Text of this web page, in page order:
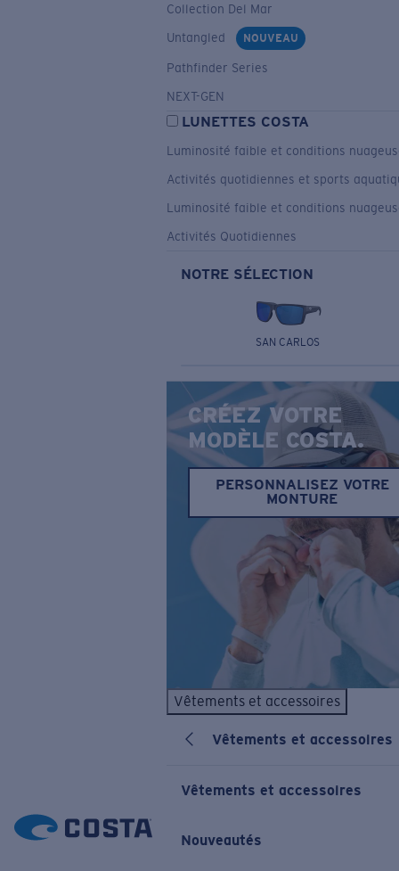
Collection Del Mar
Untangled
NOUVEAU
Pathfinder Series
NEXT-GEN
LUNETTES COSTA
Luminosité faible et conditions
Activités quotidiennes et sports
Luminosité faible et conditions
Activités Quotidiennes
NOTRE SÉLECTION
SAN CARLOS
CRÉEZ VOTRE
MODÈLE COSTA.
PERSONNALISEZ VOTRE
MONTURE
Vêtements et accessoires
Vêtements et accessoires
Vêtements et accessoires
Nouveautés